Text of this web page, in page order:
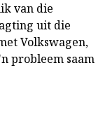
van die
uit die
Volkswagen,
probleem saam